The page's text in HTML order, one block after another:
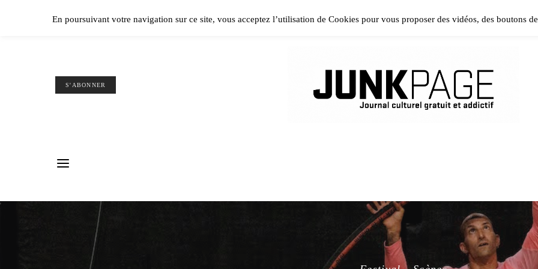
Please install and activate Powerkit plugin from Appearance →
S'ABONNER
En poursuivant votre navigation sur ce site, vous acceptez l’utilisation de Cookies pour vous proposer des vidéos, des boutons